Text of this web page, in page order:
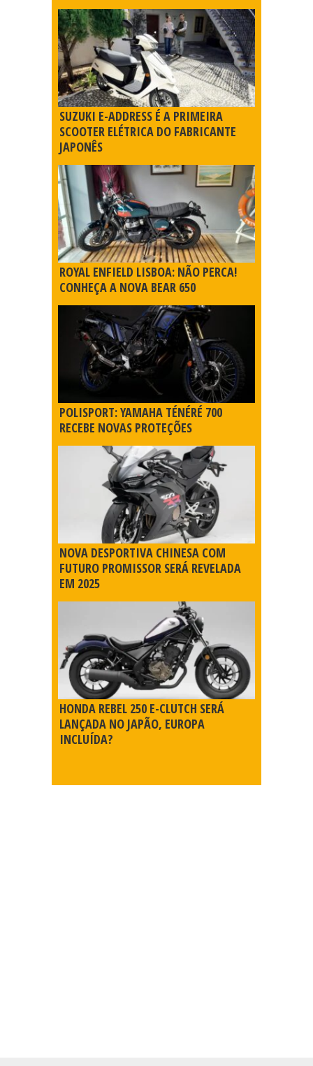
SUZUKI E-ADDRESS É A PRIMEIRA
SCOOTER ELÉTRICA DO FABRICANTE
JAPONÊS
ROYAL ENFIELD LISBOA: NÃO PERCA!
CONHEÇA A NOVA BEAR 650
POLISPORT: YAMAHA TÉNÉRÉ 700
RECEBE NOVAS PROTEÇÕES
NOVA DESPORTIVA CHINESA COM
FUTURO PROMISSOR SERÁ REVELADA
EM 2025
HONDA REBEL 250 E-CLUTCH SERÁ
LANÇADA NO JAPÃO, EUROPA
INCLUÍDA?